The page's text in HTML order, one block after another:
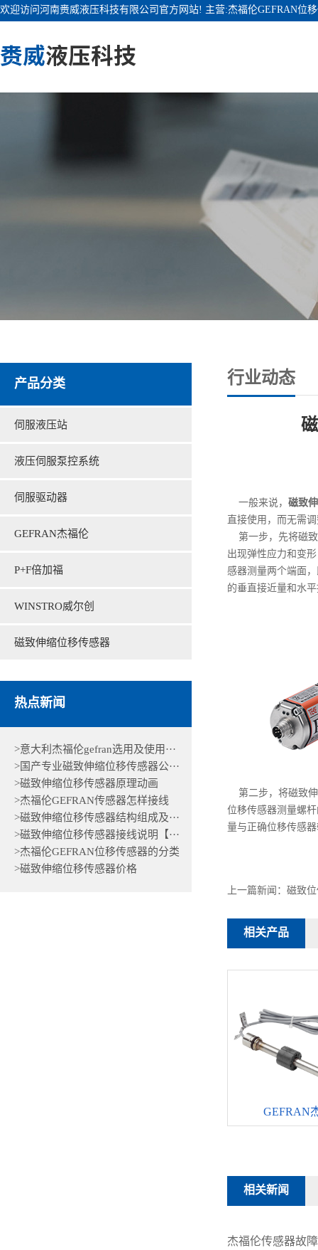
欢迎访问河南赉威液压科技有限公司官方网站! 主营:杰福伦GEFRAN位
产品分类
伺服液压站
液压伺服泵控系统
伺服驱动器
GEFRAN杰福伦
P+F倍加福
WINSTRO威尔创
磁致伸缩位移传感器
热点新闻
>意大利杰福伦gefran选用及使用···
>国产专业磁致伸缩位移传感器公···
>磁致伸缩位移传感器原理动画
>杰福伦GEFRAN传感器怎样接线
>磁致伸缩位移传感器结构组成及···
>磁致伸缩位移传感器接线说明【···
>杰福伦GEFRAN位移传感器的分类
>磁致伸缩位移传感器价格
行业动态
一般来说， 磁致
直接使用，而无需
第一步，先将磁致
出现弹性应力和变
感器测量两个端面
的垂直接近量和水
第二步，将磁致伸
位移传感器测量螺
量与正确位移传感
上一篇新闻： 磁致
相关产品
GEFRAN
相关新闻
杰福伦传感器故